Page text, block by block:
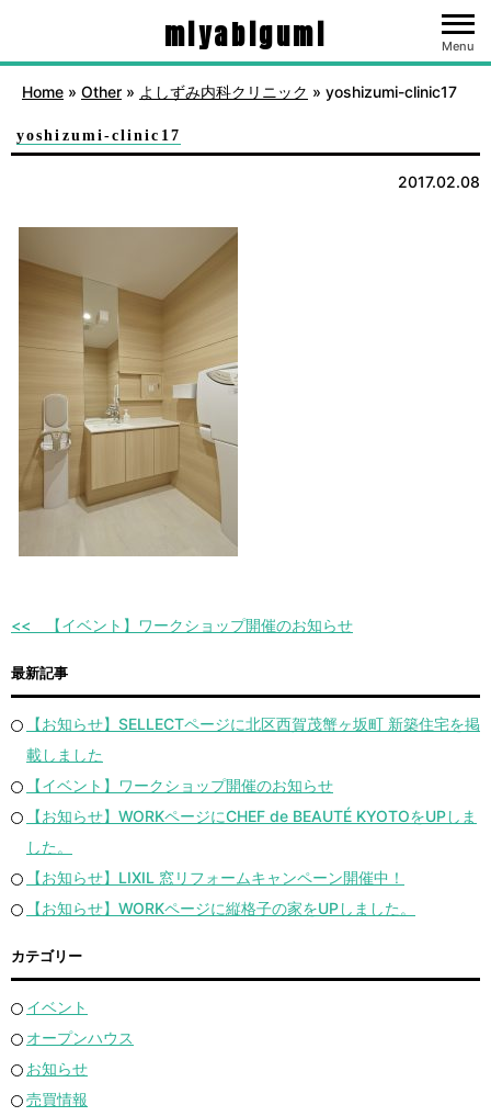
miyabigumi Menu
Home » Other » よしずみ内科クリニック » yoshizumi-clinic17
yoshizumi-clinic17
2017.02.08
【イベント】ワークショップ開催のお知らせ
最新記事
【お知らせ】SELLECTページに北区西賀茂蟹ヶ坂町 新築住宅を掲
載しました
【イベント】ワークショップ開催のお知らせ
【お知らせ】WORKページにCHEF de BEAUTÉ KYOTOをUPしま
した。
【お知らせ】LIXIL 窓リフォームキャンペーン開催中！
【お知らせ】WORKページに縦格子の家をUPしました。
カテゴリー
イベント
オープンハウス
お知らせ
売買情報